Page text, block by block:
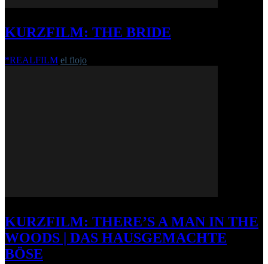
KURZFILM: THE BRIDE
*REALFILM el flojo
KURZFILM: THERE’S A MAN IN THE
WOODS | DAS HAUSGEMACHTE
BÖSE